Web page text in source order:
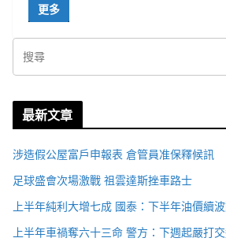
更多
最新文章
涉造假公屋富戶申報表 倉管員准保釋候訊
足球盛會次場激戰 祖雲達斯挫車路士
上半年純利大增七成 國泰：下半年油價續
上半年車禍奪六十三命 警方：下週起嚴打